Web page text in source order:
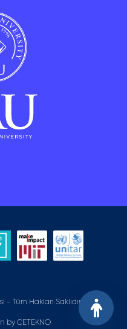
Tüm Hakları Saklıdır.
by CETEKNO